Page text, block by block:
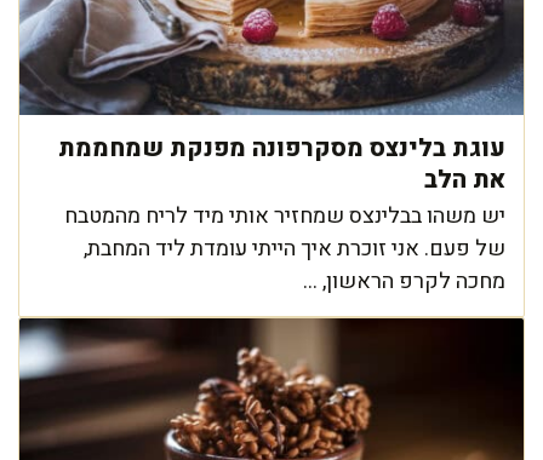
עוגת בלינצס מסקרפונה מפנקת שמחממת
את הלב
יש משהו בבלינצס שמחזיר אותי מיד לריח מהמטבח
של פעם. אני זוכרת איך הייתי עומדת ליד המחבת,
מחכה לקרפ הראשון, ...